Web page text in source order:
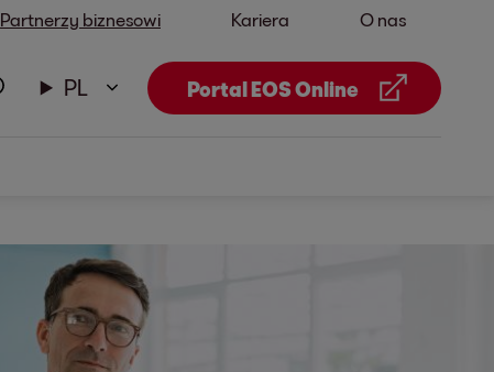
Partnerzy biznesowi Kariera O nas
PL Portal EOS Online